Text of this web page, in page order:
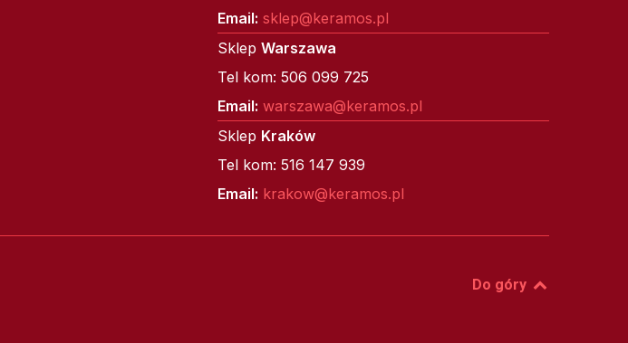
Email: sklep@keramos.pl
Sklep Warszawa
Tel kom: 506 099 725
Email: warszawa@keramos.pl
Sklep Kraków
Tel kom: 516 147 939
Email: krakow@keramos.pl
Do góry